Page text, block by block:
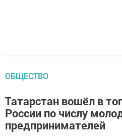
ОБЩЕСТВО
Татарстан вошёл в
России по числу
предпринимателей